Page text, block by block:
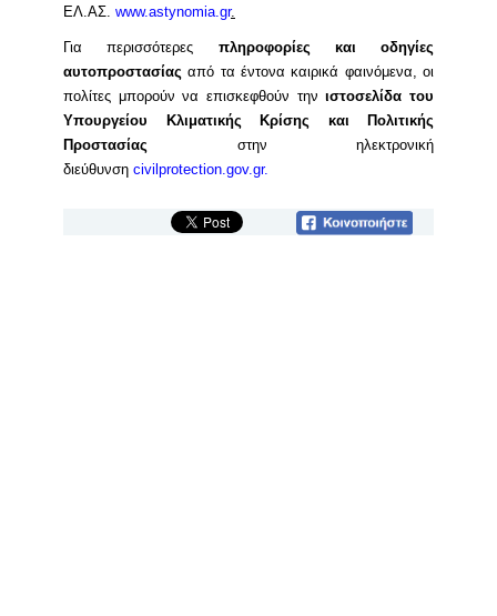
ΕΛ.ΑΣ. www.astynomia.gr.
Για περισσότερες πληροφορίες και οδηγίες
αυτοπροστασίας από τα έντονα καιρικά φαινόμενα, οι
πολίτες μπορούν να επισκεφθούν τηνιστοσελίδα του
Υπουργείου Κλιματικής Κρίσης και Πολιτικής
Προστασίας στην ηλεκτρονική
διεύθυνση civilprotection.gov.gr.